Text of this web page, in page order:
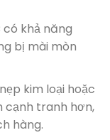
có khả năng
bị mài mòn
kim loại hoặc
cạnh tranh hơn,
hàng.